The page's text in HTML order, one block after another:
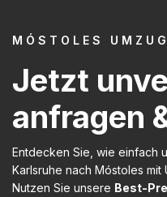
MÓSTOLES
Jetzt
anfragen
Entdecken Sie, wie einfach
Karlsruhe nach Móstoles
Nutzen Sie unsere Best-